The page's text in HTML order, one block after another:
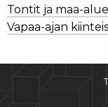
Tontit ja maa-
Vapaa-ajan